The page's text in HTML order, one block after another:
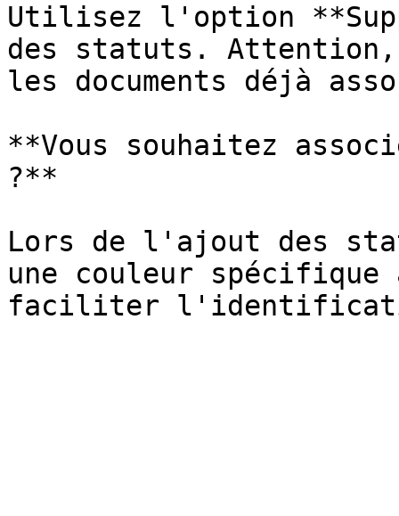
Utilisez l'option
des statuts.
les documents déjà
**Vous souhaitez
?**
Lors de l'ajout des
une couleur spécifique